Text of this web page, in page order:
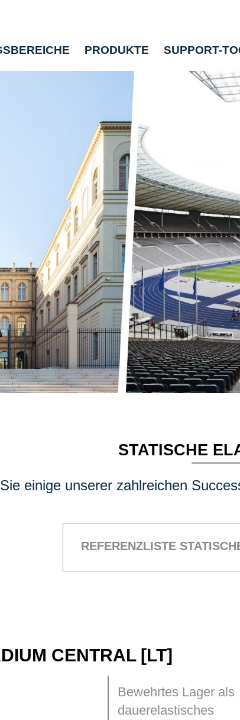
STATISCHE
einige unserer zahlreichen
REFERENZLISTE
CENTRAL [LT]
Bewehrtes Lager als
dauerelastisches
PRODUKTE SUPPORT-